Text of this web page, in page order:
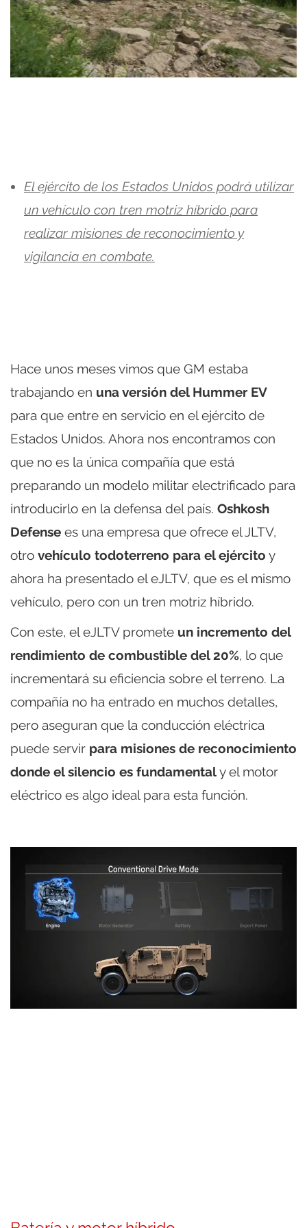
El ejército de los Estados Unidos podrá utilizar
un vehículo con tren motriz híbrido para
realizar misiones de reconocimiento y
vigilancia en combate.
Hace unos meses vimos que GM estaba
trabajando en una versión del Hummer EV
para que entre en servicio en el ejército de
Estados Unidos. Ahora nos encontramos con
que no es la única compañía que está
preparando un modelo militar electrificado para
introducirlo en la defensa del país. Oshkosh
Defense es una empresa que ofrece el JLTV,
otro vehículo todoterreno para el ejército y
ahora ha presentado el eJLTV, que es el mismo
vehículo, pero con un tren motriz híbrido.
Con este, el eJLTV promete un incremento del
rendimiento de combustible del 20%, lo que
incrementará su eficiencia sobre el terreno. La
compañía no ha entrado en muchos detalles,
pero aseguran que la conducción eléctrica
puede servir para misiones de reconocimiento
donde el silencio es fundamentaly el motor
eléctrico es algo ideal para esta función.